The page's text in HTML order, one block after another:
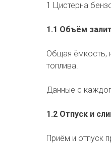
1 Цистерна
1.1 Объём
Общая ёмкость,
топлива.
Данные с
1.2 Отпуск и
Приём и отпуск